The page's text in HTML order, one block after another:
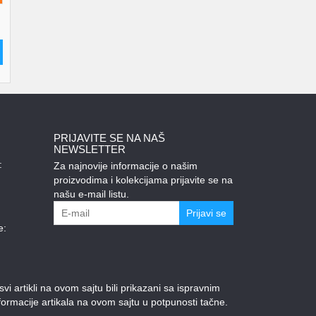
PRIJAVITE SE NA NAŠ
NEWSLETTER
Za najnovije informacije o našim
proizvodima i kolekcijama prijavite se na
našu e-mail listu.
Prijavi se
artikli na ovom sajtu bili prikazani sa ispravnim
artikala na ovom sajtu u potpunosti tačne.